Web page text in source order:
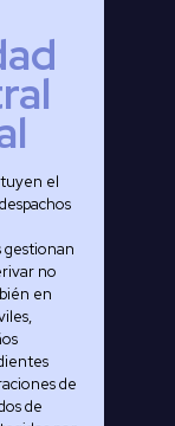
el
gestionan
no
en
de
de